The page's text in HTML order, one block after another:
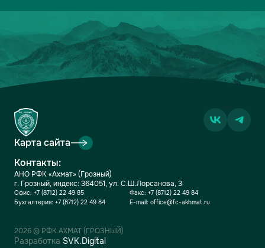
14 ФАКЕЛ 2 3-5 0
15 РОДИНА
16 АКРОН 0
Карта сайта
Контакты:
АНО РФК «Ахмат» (Грозный)
г. Грозный, индекс: 364051, ул. С.Ш.Лорсанова, 3
Офис: +7 (8712) 22 49 85
Бухгалтерия: +7 (8712) 22 49 84
Факс: +7 (8712) 22 49 84
E-mail: office@fc-akhmat.ru
2026 © РФК АХМАТ (ГРОЗНЫЙ)
Разработка SVK.Digital